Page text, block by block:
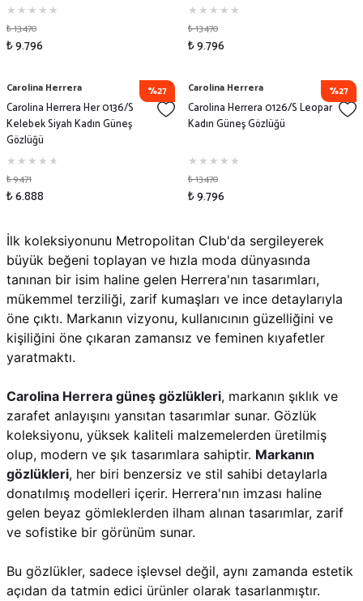
₺ 13.470
₺ 9.796
₺ 13.470
₺ 9.796
%27
Carolina Herrera
Carolina Herrera Her 0136/S
Kelebek Siyah Kadın Güneş
Gözlüğü
₺ 9.471
₺ 6.888
%27
Carolina Herrera
Carolina Herrera 0126/S Leopar
Kadın Güneş Gözlüğü
₺ 13.470
₺ 9.796
İlk koleksiyonunu Metropolitan Club'da sergileyerek
büyük beğeni toplayan ve hızla moda dünyasında
tanınan bir isim haline gelen Herrera'nın tasarımları,
mükemmel terziliği, zarif kumaşları ve ince detaylarıyla
öne çıktı. Markanın vizyonu, kullanıcının güzelliğini ve
kişiliğini öne çıkaran zamansız ve feminen kıyafetler
yaratmaktı​.
Carolina Herrera güneş gözlükleri, markanın şıklık ve
zarafet anlayışını yansıtan tasarımlar sunar. Gözlük
koleksiyonu, yüksek kaliteli malzemelerden üretilmiş
olup, modern ve şık tasarımlara sahiptir. Markanın
gözlükleri, her biri benzersiz ve stil sahibi detaylarla
donatılmış modelleri içerir. Herrera'nın imzası haline
gelen beyaz gömleklerden ilham alınan tasarımlar, zarif
ve sofistike bir görünüm sunar​.
Bu gözlükler, sadece işlevsel değil, aynı zamanda estetik
açıdan da tatmin edici ürünler olarak tasarlanmıştır.